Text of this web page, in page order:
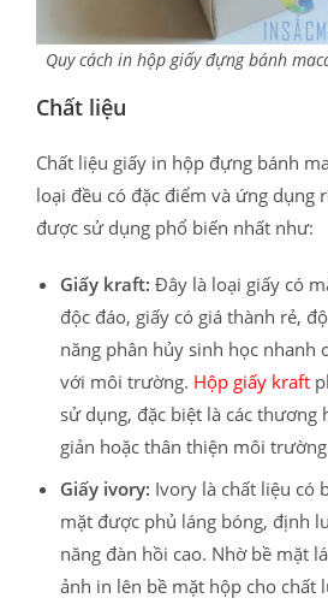
Quy cách in hộp giấy đựng bánh
Chất liệu
Chất liệu giấy in hộp đựng bánh
loại đều có đặc điểm và ứng dụng
được sử dụng phổ biến nhất như:
Giấy kraft: Đây là loại giấy có
độc đáo, giấy có giá thành rẻ,
năng phân hủy sinh học nhanh
với môi trường. Hộp giấy kraft
sử dụng, đặc biệt là các thương
giản hoặc thân thiện môi
Giấy ivory: Ivory là chất liệu có
mặt được phủ láng bóng, định
năng đàn hồi cao. Nhờ bề mặt
ảnh in lên bề mặt hộp cho chất